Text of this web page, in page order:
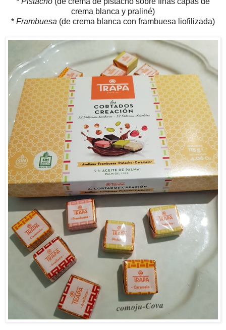
crema blanca y praliné)
* Frambuesa (de crema blanca con frambuesa liofilizada)